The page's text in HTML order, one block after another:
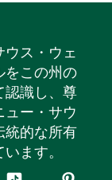
ウス・ウェ
をこの州の
認識し、尊
ュー・サウ
統的な所有
ます。